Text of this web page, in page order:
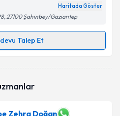
Haritada Göster
27100 Şahinbey/Gaziantep
Talep Et
randevu almanız için bir
Zehra Doğan